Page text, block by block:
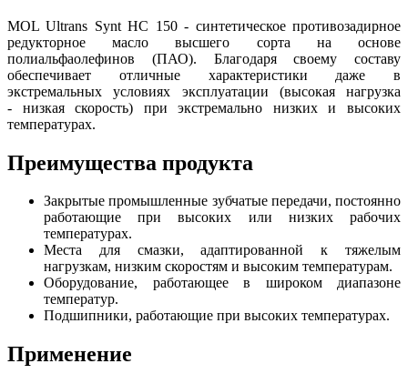
MOL Ultrans Synt HC 150 - синтетическое противозадирное
редукторное масло высшего сорта на основе
полиальфаолефинов (ПАО). Благодаря своему составу
обеспечивает отличные характеристики даже в
экстремальных условиях эксплуатации (высокая нагрузка
- низкая скорость) при экстремально низких и высоких
температурах.
Преимущества продукта
Закрытые промышленные зубчатые передачи, постоянно
работающие при высоких или низких рабочих
температурах.
Места для смазки, адаптированной к тяжелым
нагрузкам, низким скоростям и высоким температурам.
Оборудование, работающее в широком диапазоне
температур.
Подшипники, работающие при высоких температурах.
Применение